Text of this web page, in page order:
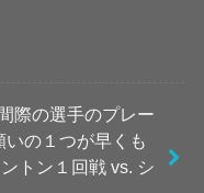
際の選手のプレー
いの１つが早くも
トン１回戦 vs. シ